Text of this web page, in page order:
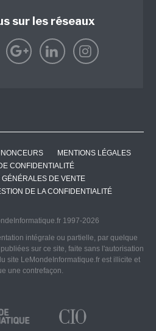
sur les réseaux
MENTIONS LÉGALES
CONFIDENTIALITÉ
DE VENTE
DE LA CONFIDENTIALITÉ
1997-2026
intégrale ou partielle, par quelque
sur ce site, faite sans l'autorisation
site LeMondeInformatique.fr est illicite et
une contrefaçon.